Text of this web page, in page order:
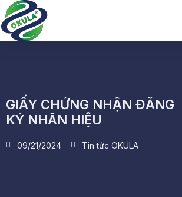
GIẤY CHỨNG NHẬN ĐĂNG
KÝ NHÃN HIỆU
09/21/2024 Tin tức OKULA